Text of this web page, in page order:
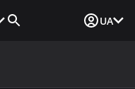
UA